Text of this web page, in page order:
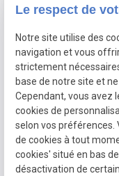
SIRET :
Le respect de
Notre site utilise des
navigation et vous
strictement
base de notre site et
Cependant, vous avez
cookies de
selon vos
de cookies à tout
cookies' situé en bas
désactivation de